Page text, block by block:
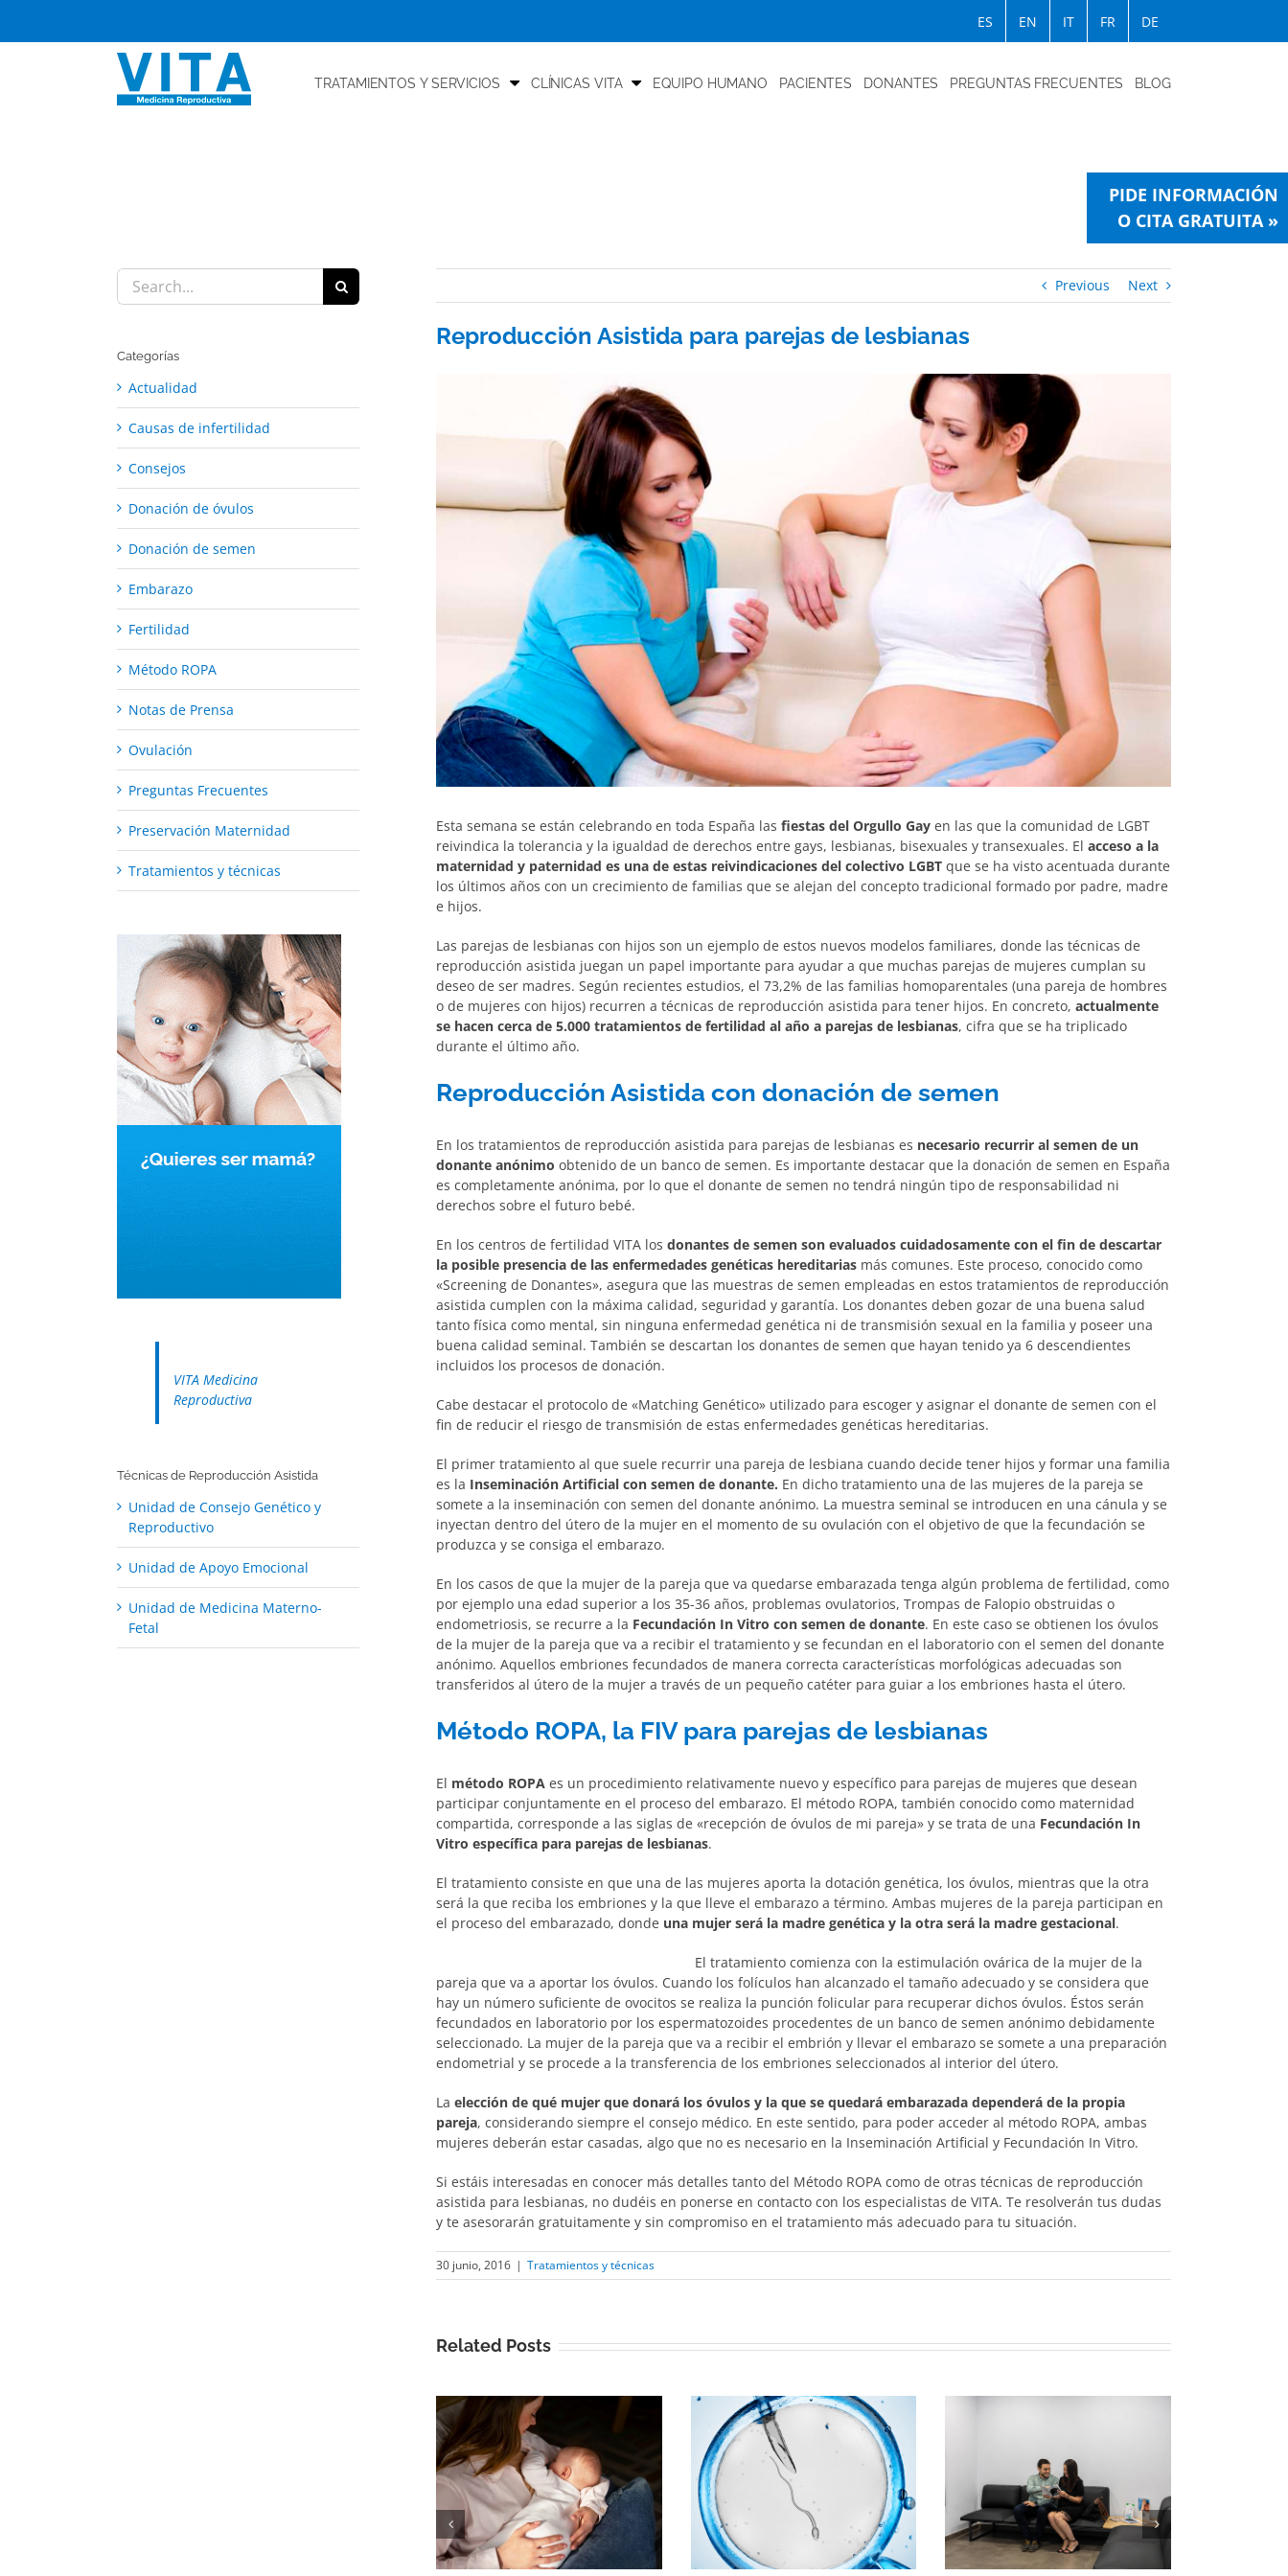
ES EN IT FR DE
TRATAMIENTOS Y SERVICIOS CLÍNICAS VITA EQUIPO HUMANO PACIENTES DONANTES PREGUNTAS FRECUENTES BLOG
PIDE INFORMACIÓN
O CITA GRATUITA »
Previous Next
Reproducción Asistida para parejas de lesbianas
Esta semana se están celebrando en toda España las fiestas del Orgullo Gay en las que la comunidad de LGBT
reivindica la tolerancia y la igualdad de derechos entre gays, lesbianas, bisexuales y transexuales. El acceso a la
maternidad y paternidad es una de estas reivindicaciones del colectivo LGBT que se ha visto acentuada durante
los últimos años con un crecimiento de familias que se alejan del concepto tradicional formado por padre, madre
e hijos.
Las parejas de lesbianas con hijos son un ejemplo de estos nuevos modelos familiares, donde las técnicas de
reproducción asistida juegan un papel importante para ayudar a que muchas parejas de mujeres cumplan su
deseo de ser madres. Según recientes estudios, el 73,2% de las familias homoparentales (una pareja de hombres
o de mujeres con hijos) recurren a técnicas de reproducción asistida para tener hijos. En concreto, actualmente
se hacen cerca de 5.000 tratamientos de fertilidad al año a parejas de lesbianas, cifra que se ha triplicado
durante el último año.
Reproducción Asistida con donación de semen
En los tratamientos de reproducción asistida para parejas de lesbianas es necesario recurrir al semen de un
donante anónimo obtenido de un banco de semen. Es importante destacar que la donación de semen en España
es completamente anónima, por lo que el donante de semen no tendrá ningún tipo de responsabilidad ni
derechos sobre el futuro bebé.
En los centros de fertilidad VITA los donantes de semen son evaluados cuidadosamente con el fin de descartar
la posible presencia de las enfermedades genéticas hereditarias más comunes. Este proceso, conocido como
«Screening de Donantes», asegura que las muestras de semen empleadas en estos tratamientos de reproducción
asistida cumplen con la máxima calidad, seguridad y garantía. Los donantes deben gozar de una buena salud
tanto física como mental, sin ninguna enfermedad genética ni de transmisión sexual en la familia y poseer una
buena calidad seminal. También se descartan los donantes de semen que hayan tenido ya 6 descendientes
incluidos los procesos de donación.
Cabe destacar el protocolo de «Matching Genético» utilizado para escoger y asignar el donante de semen con el
fin de reducir el riesgo de transmisión de estas enfermedades genéticas hereditarias.
El primer tratamiento al que suele recurrir una pareja de lesbiana cuando decide tener hijos y formar una familia
es la Inseminación Artificial con semen de donante. En dicho tratamiento una de las mujeres de la pareja se
somete a la inseminación con semen del donante anónimo. La muestra seminal se introducen en una cánula y se
inyectan dentro del útero de la mujer en el momento de su ovulación con el objetivo de que la fecundación se
produzca y se consiga el embarazo.
En los casos de que la mujer de la pareja que va quedarse embarazada tenga algún problema de fertilidad, como
por ejemplo una edad superior a los 35-36 años, problemas ovulatorios, Trompas de Falopio obstruidas o
endometriosis, se recurre a la Fecundación In Vitro con semen de donante. En este caso se obtienen los óvulos
de la mujer de la pareja que va a recibir el tratamiento y se fecundan en el laboratorio con el semen del donante
anónimo. Aquellos embriones fecundados de manera correcta características morfológicas adecuadas son
transferidos al útero de la mujer a través de un pequeño catéter para guiar a los embriones hasta el útero.
Método ROPA, la FIV para parejas de lesbianas
El método ROPA es un procedimiento relativamente nuevo y específico para parejas de mujeres que desean
participar conjuntamente en el proceso del embarazo. El método ROPA, también conocido como maternidad
compartida, corresponde a las siglas de «recepción de óvulos de mi pareja» y se trata de una Fecundación In
Vitro específica para parejas de lesbianas.
El tratamiento consiste en que una de las mujeres aporta la dotación genética, los óvulos, mientras que la otra
será la que reciba los embriones y la que lleve el embarazo a término. Ambas mujeres de la pareja participan en
el proceso del embarazado, donde una mujer será la madre genética y la otra será la madre gestacional.
El tratamiento comienza con la estimulación ovárica de la mujer de la
pareja que va a aportar los óvulos. Cuando los folículos han alcanzado el tamaño adecuado y se considera que
hay un número suficiente de ovocitos se realiza la punción folicular para recuperar dichos óvulos. Éstos serán
fecundados en laboratorio por los espermatozoides procedentes de un banco de semen anónimo debidamente
seleccionado. La mujer de la pareja que va a recibir el embrión y llevar el embarazo se somete a una preparación
endometrial y se procede a la transferencia de los embriones seleccionados al interior del útero.
La elección de qué mujer que donará los óvulos y la que se quedará embarazada dependerá de la propia
pareja, considerando siempre el consejo médico. En este sentido, para poder acceder al método ROPA, ambas
mujeres deberán estar casadas, algo que no es necesario en la Inseminación Artificial y Fecundación In Vitro.
Si estáis interesadas en conocer más detalles tanto del Método ROPA como de otras técnicas de reproducción
asistida para lesbianas, no dudéis en ponerse en contacto con los especialistas de VITA. Te resolverán tus dudas
y te asesorarán gratuitamente y sin compromiso en el tratamiento más adecuado para tu situación.
30 junio, 2016 | Tratamientos y técnicas
Related Posts
Search
for:
Categorías
Actualidad
Causas de infertilidad
Consejos
Donación de óvulos
Donación de semen
Embarazo
Fertilidad
Método ROPA
Notas de Prensa
Ovulación
Preguntas Frecuentes
Preservación Maternidad
Tratamientos y técnicas
VITA Medicina
Reproductiva
Técnicas de Reproducción Asistida
Unidad de Consejo Genético y
Reproductivo
Unidad de Apoyo Emocional
Unidad de Medicina Materno-
Fetal